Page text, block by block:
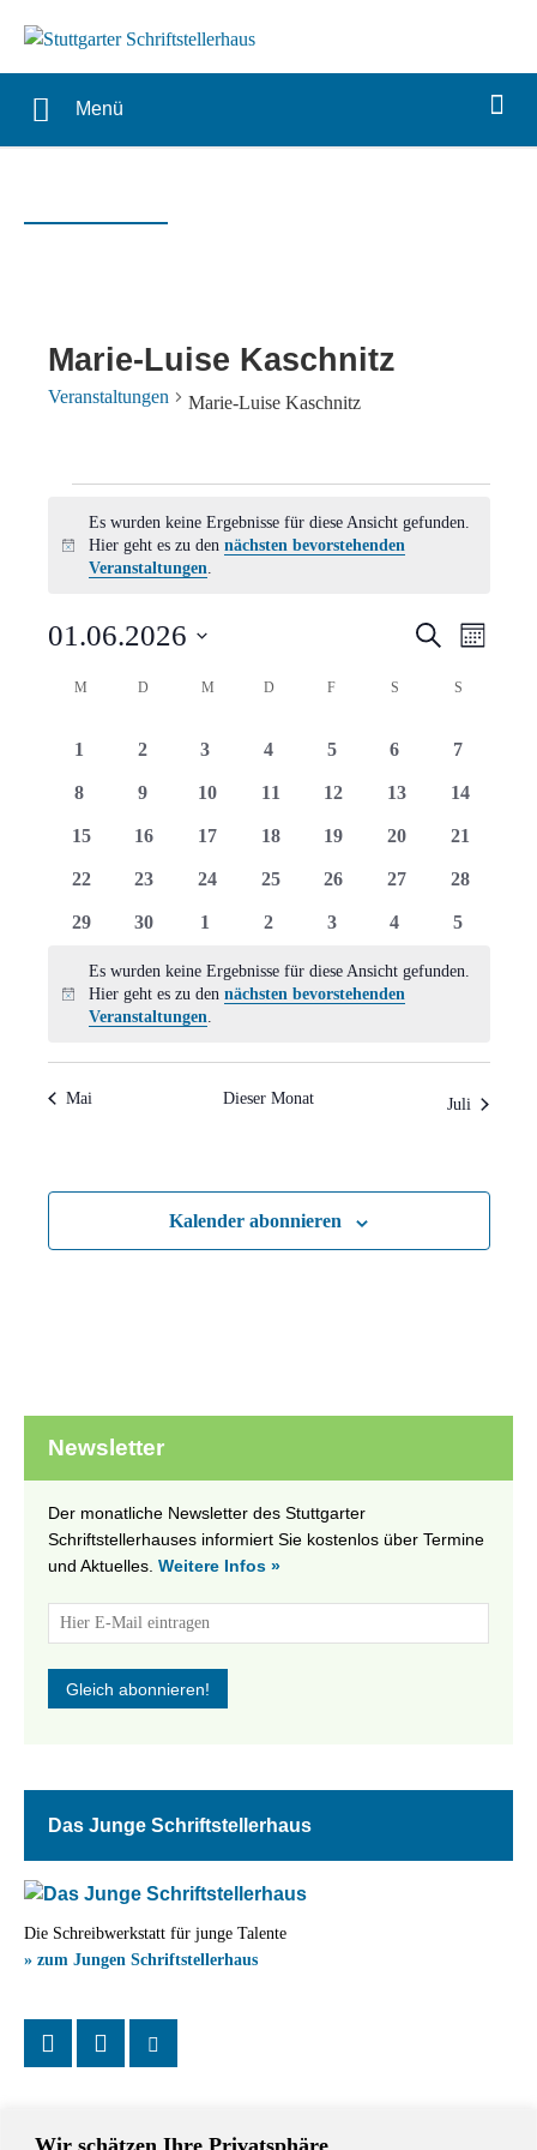
Wir schätzen Ihre Privatsphäre
Menü
Marie-Luise Kaschnitz
Veranstaltungen Marie-Luise Kaschnitz
Hinweis
Es wurden keine Ergebnisse für diese Ansicht gefunden.
Hier geht es zu den nächsten bevorstehenden
Veranstaltungen.
Suche
SucheMonat
01.06.2026
Kalender
von
Veranstaltungen
M MONTAG
DDIENSTAG
M MITTWOCH
D DONNERSTAG
F FREITAGS SAMSTAG
S
0
1
0
2
0
3
0
4
0
5
0
6
0
7
0
8
0
9
0
10
0
11
0
12
0
13
0
14
0
15
0
16
0
17
0
18
0
19
0
20
0
21
0
22
0
23
0
24
0
25
0
26
0
27
0
28
0
29
0
30
0
1
0
2
0
3
0
4
0
5
Hinweis
Es wurden keine Ergebnisse für diese Ansicht gefunden.
Hier geht es zu den nächsten bevorstehenden
Veranstaltungen.
Mai Dieser Monat Juli
Kalender abonnieren
Newsletter
Der monatliche Newsletter des Stuttgarter
Schriftstellerhauses informiert Sie kostenlos über Termine
und Aktuelles. Weitere Infos »
Das Junge Schriftstellerhaus
Die Schreibwerkstatt für junge Talente
» zum Jungen Schriftstellerhaus